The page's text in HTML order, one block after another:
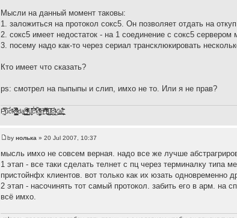
Мысли на данный момент таковы:
1. заложиться на протокол сокс5. Он позволяет отдать на
2. сокс5 имеет недостаток - на 1 соединение с сокс5
3. посему надо как-то через сериал трансклюкировать
Кто имеет что сказать?
ps: смотрел на пыпыпы и слип, имхо не то. Или я не прав?
F̞͖̭̿̔ͯu̐̅cͬ̑ͩk̨̤̳͇̮̭̪̠̽̿̓̆ͭͩ ̷̩̰͎̩͓̘̾̀ͬ̊ͭ͛ͅda̝̺͙̬͎̝̾͟ ̰̜̝̯͉̯̖̓̎́ͨ̽ͫ͟f̟͇̭̀ͬͨͭ̐̚u̹̼̹̗̞͑̔͂͐̚cͭ̅̊̆̒̆ǩ̝̩̯́ͥ̔̍̑ḭ͓͍̳̬ͦ̽͂n͍͎͈̈̅ͩͬ ̊ͫ̂̾̑̈́f̲͚͉͓͗̋́ͧͦ̅ȗ͇̲̻͈̲̅̎͗͒ͭ͡c̬̟̠̹̯̈́ͩ͘ͅk̫̠̻̋͜a̲͒̾̇!͙͕̺͉̗̩̲̂̏̄̀
byнолька » 20 Jul 2007, 10:37
мысль имхо не совсем верная. надо все же лучше
1 этап - все таки сделать телнет с пц через терминалку типа
пристойнфх клиентов. вот только как их юзать одновременно
2 этап - насочинять тот самый протокол. забить его в арм. на
всё имхо.